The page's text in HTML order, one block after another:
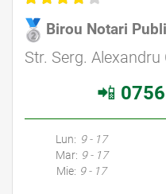
Birou Notari
Str. Serg. Alexandru
📲
Avocati Bucuresti • Cabinete Avocatura Bucuresti • Avocati
Lun: 9 - 17
Mar: 9 - 17
Mie: 9 - 17